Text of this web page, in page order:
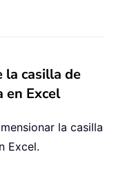
la casilla de
en Excel
la casilla
Excel.